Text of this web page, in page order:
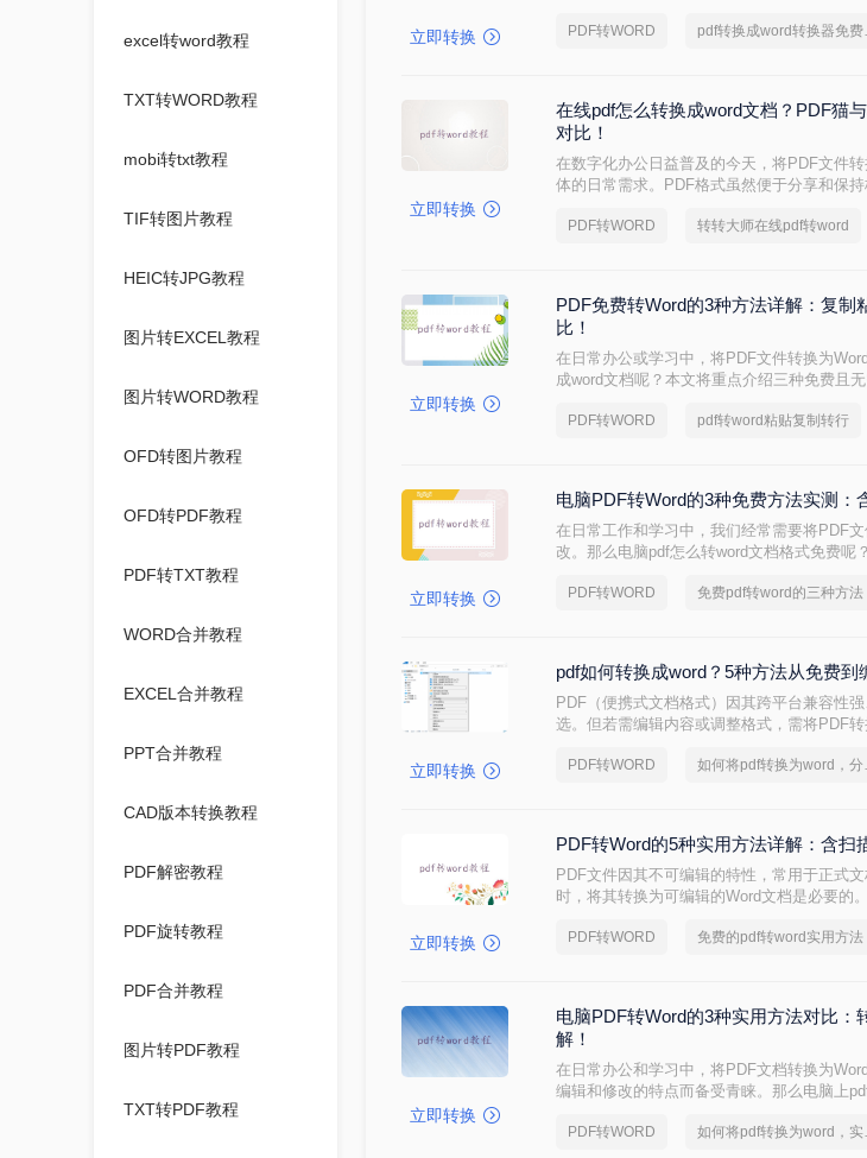
excel转word教程
TXT转WORD教程
mobi转txt教程
TIF转图片教程
HEIC转JPG教程
图片转EXCEL教程
图片转WORD教程
OFD转图片教程
OFD转PDF教程
PDF转TXT教程
WORD合并教程
EXCEL合并教程
PPT合并教程
CAD版本转换教程
PDF解密教程
PDF旋转教程
PDF合并教程
图片转PDF教程
TXT转PDF教程
立即转换 PDF转WORD pdf转
立即转换
在线pdf怎么转换成word文档？PDF猫
对比！
在数字化办公日益普及的今天，将PDF文件
体的日常需求。PDF格式虽然便于分享和保
文将介绍两种在线将PDF转换成Word文档的
PDF转WORD 转转大师在线pdf转word
立即转换
PDF免费转Word的3种方法详解：复
比！
在日常办公或学习中，将PDF文件转换为
成word文档呢？本文将重点介绍三种免费且
PDF转WORD pdf转word粘贴复制转行
立即转换
电脑PDF转Word的3种免费方法实测：
在日常工作和学习中，我们经常需要将PDF
改。那么电脑pdf怎么转word文档格式免费呢
PDF转WORD 免费pdf转word的三种方法
立即转换
pdf如何转换成word？5种方法从免费到
PDF（便携式文档格式）因其跨平台兼容性
选。但若需编辑内容或调整格式，需将PDF
PDF转WORD 如何
立即转换
PDF转Word的5种实用方法详解：含扫
PDF文件因其不可编辑的特性，常用于正式
时，将其转换为可编辑的Word文档是必要的
PDF转WORD 免费的pdf转word实用方法
立即转换
电脑PDF转Word的3种实用方法对比
解！
在日常办公和学习中，将PDF文档转换为
编辑和修改的特点而备受青睐。那么电脑上
PDF转WORD 如何将